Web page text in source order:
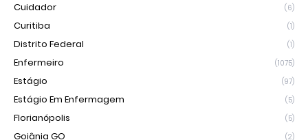
Cuidador (6)
Curitiba (1)
Distrito Federal (1)
Enfermeiro (1075)
Estágio (97)
Estágio Em Enfermagem (5)
Florianópolis (5)
Goiânia GO (2)